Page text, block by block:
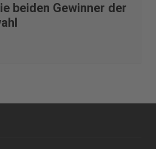
beiden Gewinner der